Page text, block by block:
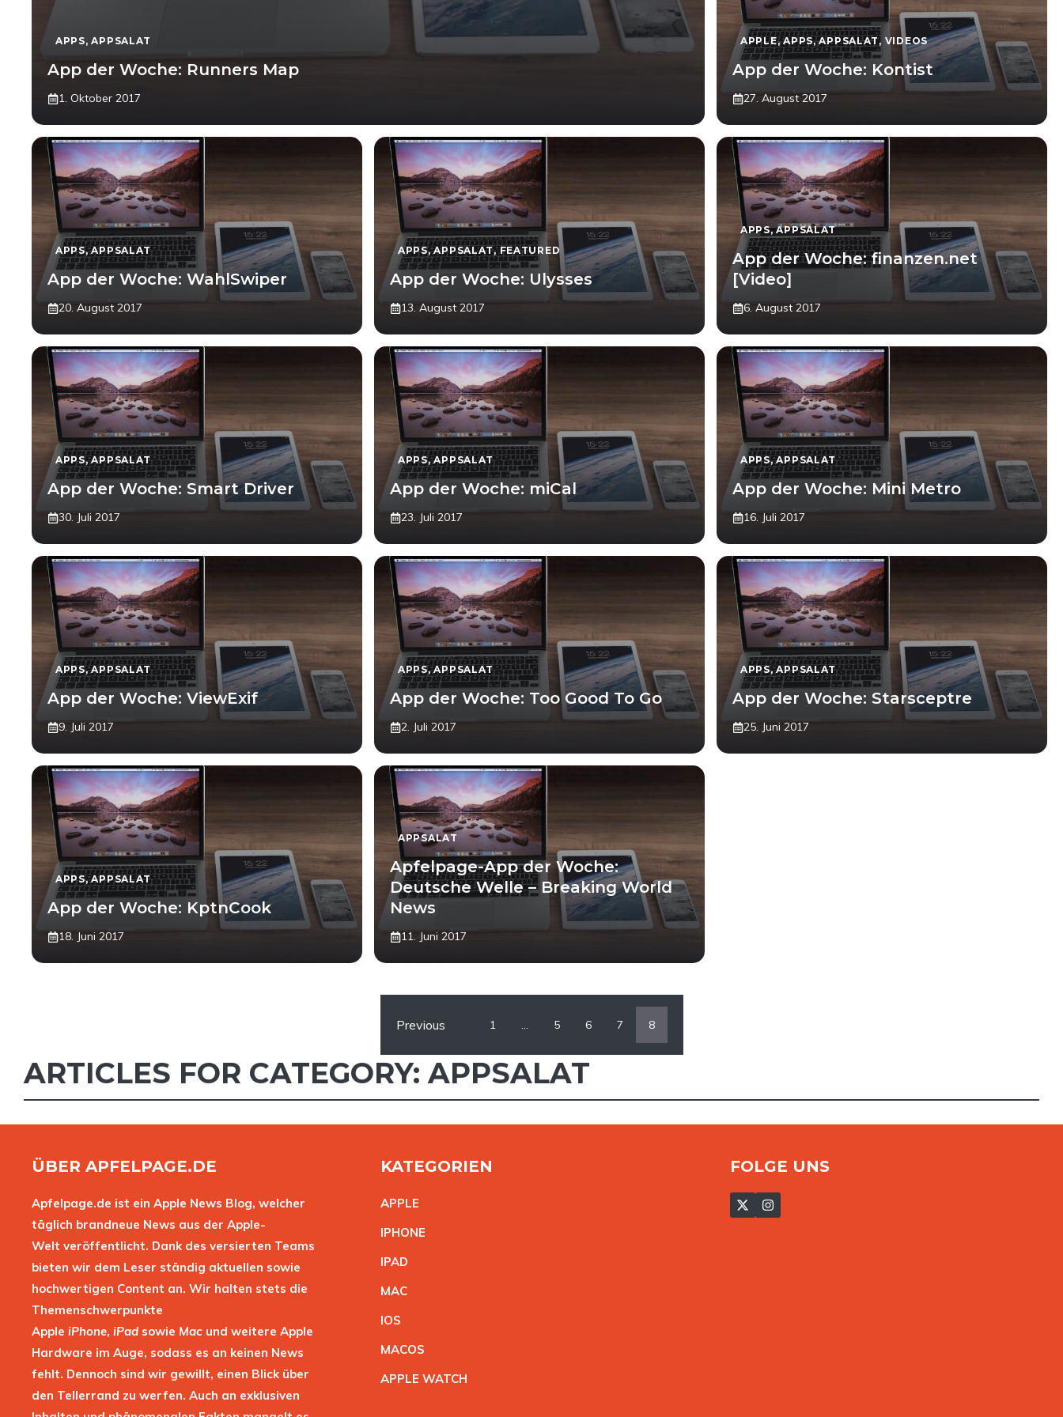
APPS,APPSALAT
App der Woche: Runners Map
1. Oktober 2017
APPLE,APPS,APPSALAT, VIDEOS
App der Woche: Kontist
27. August 2017
APPS,APPSALAT
App der Woche: WahlSwiper
20. August 2017
APPS,APPSALAT,FEATURED
App der Woche: Ulysses
13. August 2017
APPS,APPSALAT
App der Woche: finanzen.net
[Video]
6. August 2017
APPS,APPSALAT
App der Woche: Smart Driver
30. Juli 2017
APPS,APPSALAT
App der Woche: miCal
23. Juli 2017
APPS,APPSALAT
App der Woche: Mini Metro
16. Juli 2017
APPS,APPSALAT
App der Woche: ViewExif
9. Juli 2017
APPS,APPSALAT
App der Woche: Too Good To Go
2. Juli 2017
APPS,APPSALAT
App der Woche: Starsceptre
25. Juni 2017
APPS,APPSALAT
App der Woche: KptnCook
18. Juni 2017
APPSALAT
Apfelpage-App der Woche:
Deutsche Welle – Breaking World
News
11. Juni 2017
Previous 1 … 5 6 7 8
ARTICLES FOR CATEGORY: APPSALAT
ÜBER APFELPAGE.DE
Apfelpage.de ist ein Apple News Blog, welcher
täglich brandneue News aus der Apple-
Welt veröffentlicht. Dank des versierten Teams
bieten wir dem Leser ständig aktuellen sowie
hochwertigen Content an. Wir halten stets die
Themenschwerpunkte
Apple iPhone, iPad sowie Mac und weitere Apple
Hardware im Auge, sodass es an keinen News
fehlt. Dennoch sind wir gewillt, einen Blick über
den Tellerrand zu werfen. Auch an exklusiven
KATEGORIEN
APPLE
IPHONE
IPAD
MAC
IOS
MACOS
APPLE WATCH
FOLGE UNS